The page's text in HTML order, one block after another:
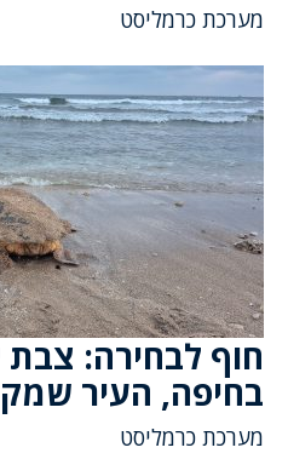
מערכת כרמליסט
חוף לבחירה: צבת
בחיפה, העיר
מערכת כרמליסט